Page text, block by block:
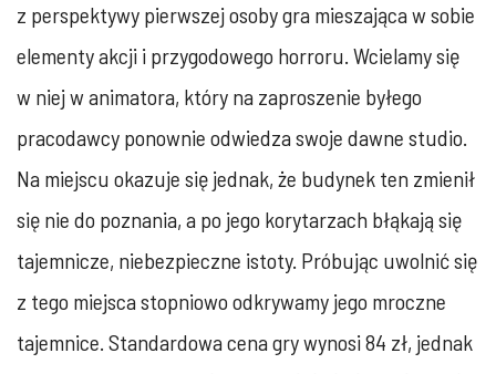
z perspektywy pierwszej osoby gra mieszająca w sobie
elementy akcji i przygodowego horroru. Wcielamy się
w niej w animatora, który na zaproszenie byłego
pracodawcy ponownie odwiedza swoje dawne studio.
Na miejscu okazuje się jednak, że budynek ten zmienił
się nie do poznania, a po jego korytarzach błąkają się
tajemnicze, niebezpieczne istoty. Próbując uwolnić się
z tego miejsca stopniowo odkrywamy jego mroczne
tajemnice. Standardowa cena gry wynosi 84 zł, jednak